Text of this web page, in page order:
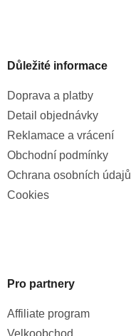
Důležité informace
Doprava a platby
Detail objednávky
Reklamace a vrácení
Obchodní podmínky
Ochrana osobních údajů
Cookies
Pro partnery
Affiliate program